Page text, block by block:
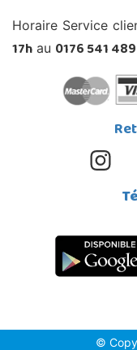
Horaire Service
17h au 0176 541 489
©